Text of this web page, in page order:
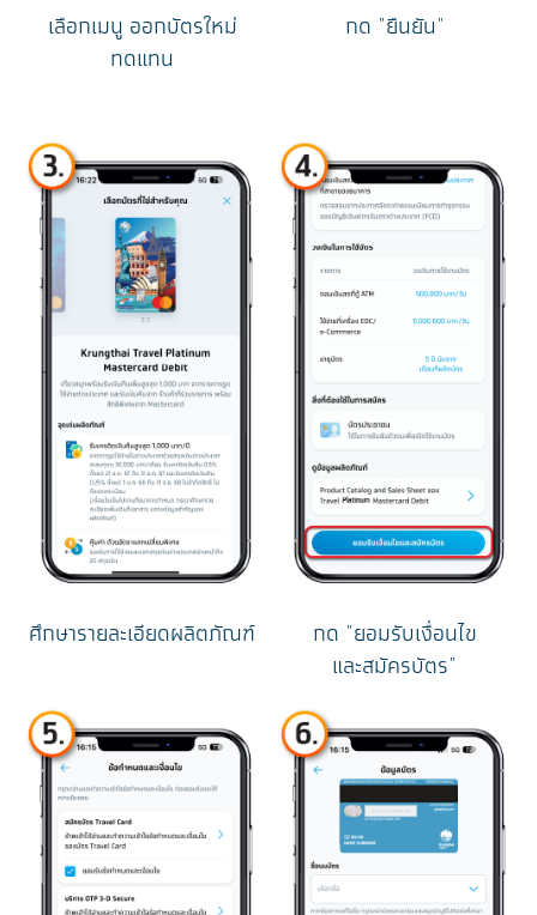
เลือกเมนู ออกบัตรใหม่
ทดแทน
กด "ยืนยัน"
ศึกษารายละเอียดผลิตภัณฑ์
กด "ยอมรับเงื่อนไข
และสมัครบัตร"